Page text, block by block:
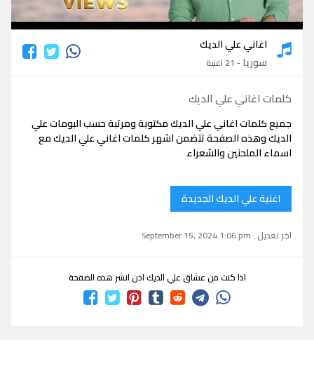
كلمات اغاني علي الديك
اغاني علي الديك
سوريا- 21 اغنية
كلمات اغاني علي الديك
جميع كلمات اغاني علي الديك مكتوبة ومرتبة حسب البومات علي
الديك وهذه الصفحة تتضمن اشهر كلمات اغاني علي الديك مع
اسماء الملحنين والشعراء
اغنية علي الديك الجديدة
اخر تعديل : September 15, 2024 1:06 pm
اذا كنت من عشاق علي الديك اذن انشر هذه الصفحة